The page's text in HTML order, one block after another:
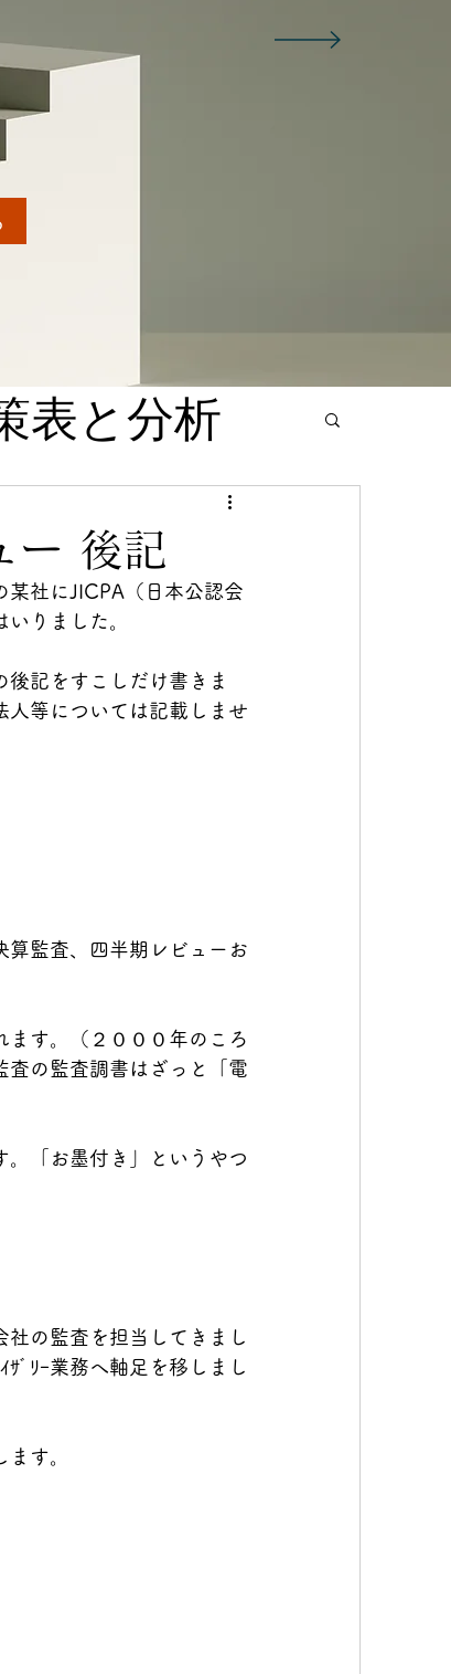
表と分析
ー 後記
某社にJICPA（日本公認会
りました。
記をすこしだけ書きま
人等については記載しませ
算監査、四半期レビューお
ます。（２０００年のころ
査の監査調書はざっと「電
。「お墨付き」というやつ
の監査を担当してきまし
ﾞﾘｰ業務へ軸足を移しまし
す。